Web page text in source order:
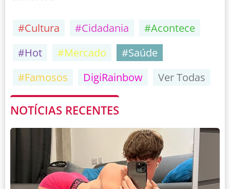
#Cultura #Cidadania
#Acontece
#Hot
#Mercado
#Saúde
#Famosos
DigiRainbow Ver Todas
NOTÍCIAS RECENTES